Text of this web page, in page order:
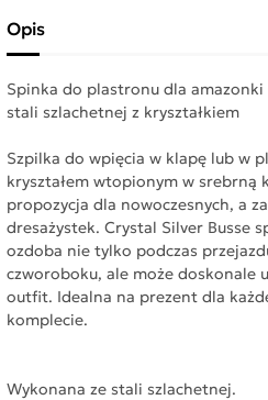
Opis
Spinka do plastronu dla amazonki
stali szlachetnej z kryształkiem
Szpilka do wpięcia w klapę lub w
kryształem wtopionym w srebrną
propozycja dla nowoczesnych, a
dresażystek. Crystal Silver Busse
ozdoba nie tylko podczas
czworoboku, ale może doskonale
outfit. Idealna na prezent dla
komplecie.
Wykonana ze stali szlachetnej.